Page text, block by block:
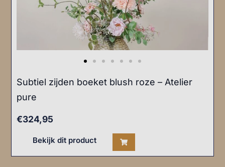
Subtiel zijden boeket blush roze – Atelier
pure
€324,95
Bekijk dit product